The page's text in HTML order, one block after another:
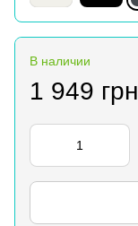
В наличии
1 949 грн